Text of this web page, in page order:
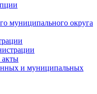
муниципального округа
и муниципальных